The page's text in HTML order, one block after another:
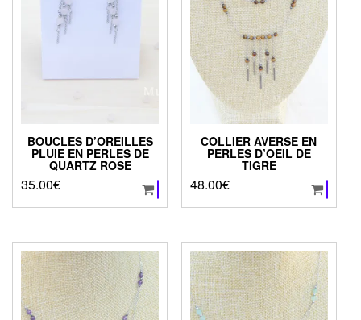
BOUCLES D’OREILLES
PLUIE EN PERLES DE
QUARTZ ROSE
35.00€
COLLIER AVERSE EN
PERLES D’OEIL DE
TIGRE
48.00€